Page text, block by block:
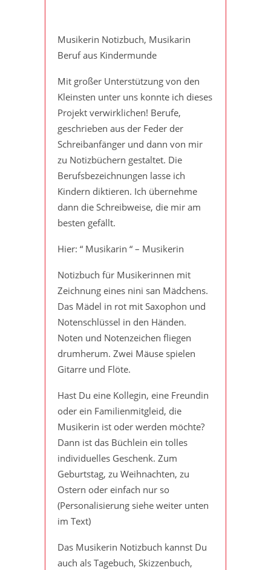
Musikerin Notizbuch, Musikarin
Beruf aus Kindermunde
Mit großer Unterstützung von den
Kleinsten unter uns konnte ich dieses
Projekt verwirklichen! Berufe,
geschrieben aus der Feder der
Schreibanfänger und dann von mir
zu Notizbüchern gestaltet. Die
Berufsbezeichnungen lasse ich
Kindern diktieren. Ich übernehme
dann die Schreibweise, die mir am
besten gefällt.
Hier: “ Musikarin “ – Musikerin
Notizbuch für Musikerinnen mit
Zeichnung eines nini san Mädchens.
Das Mädel in rot mit Saxophon und
Notenschlüssel in den Händen.
Noten und Notenzeichen fliegen
drumherum. Zwei Mäuse spielen
Gitarre und Flöte.
Hast Du eine Kollegin, eine Freundin
oder ein Familienmitgleid, die
Musikerin ist oder werden möchte?
Dann ist das Büchlein ein tolles
individuelles Geschenk. Zum
Geburtstag, zu Weihnachten, zu
Ostern oder einfach nur so
(Personalisierung siehe weiter unten
im Text)
Das Musikerin Notizbuch kannst Du
auch als Tagebuch, Skizzenbuch,